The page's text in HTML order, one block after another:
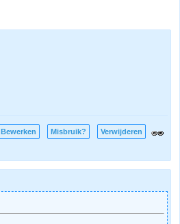
Bewerken Misbruik? Verwijderen